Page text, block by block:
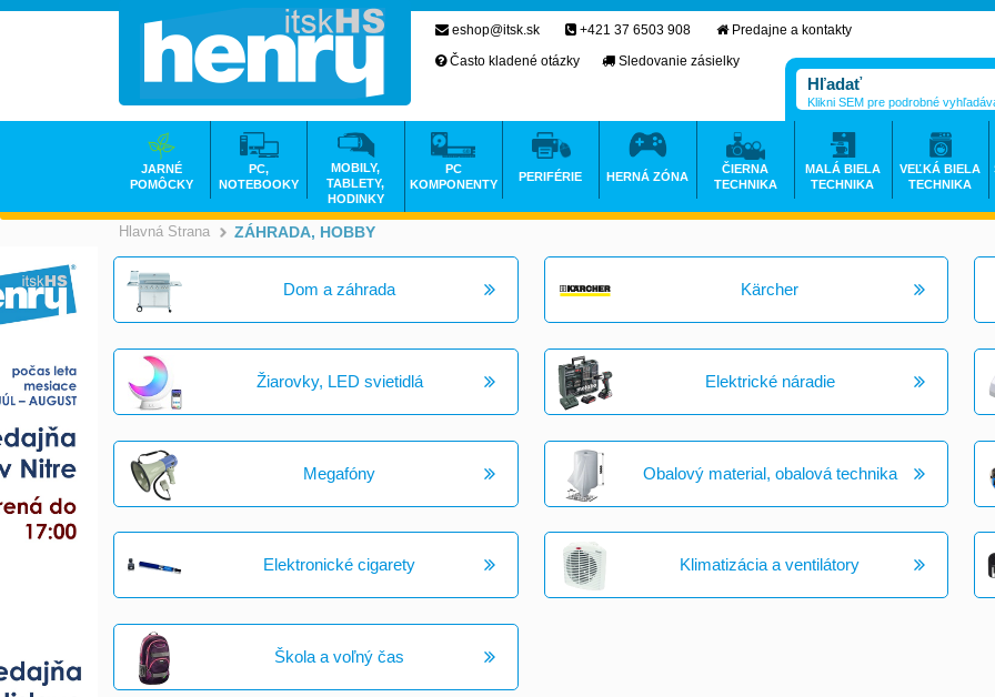
Hlavná Strana >
ZÁHRADA, HOBBY
Dom a záhrada Kärcher
Žiarovky, LED svietidlá Elektrické náradie
Megafóny Obalový material, obalová technika
Elektronické cigarety Klimatizácia a ventilátory
Škola a voľný čas
eshop@itsk.sk +421 37 6503 908
Predajne a kontakty
Často kladené otázky
Sledovanie zásielky
Klikni SEM pre podrobné
JARNÉ
POMÔCKY
PC,
NOTEBOOKY
MOBILY,
TABLETY,
HODINKY
PC
KOMPONENTY
PERIFÉRIE HERNÁ ZÓNA
ČIERNA
TECHNIKA
MALÁ BIELA
TECHNIKA
VEĽKÁ BIELA
TECHNIKA